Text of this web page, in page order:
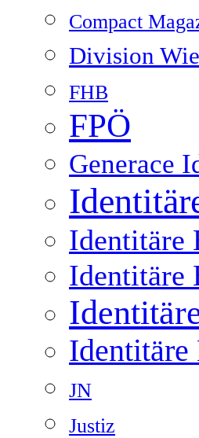
Compact
Division
FHB
FPÖ
Generace
Identitäre
Identitäre
Identitäre
JN
Justiz